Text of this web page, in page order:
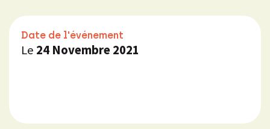
Date de l'événement
Le 24 Novembre 2021